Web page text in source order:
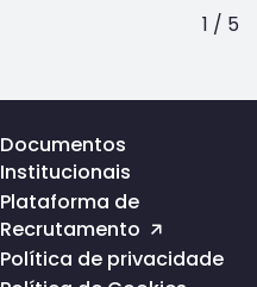
1 / 5
Documentos
Institucionais
Plataforma de
Recrutamento
Política de privacidade